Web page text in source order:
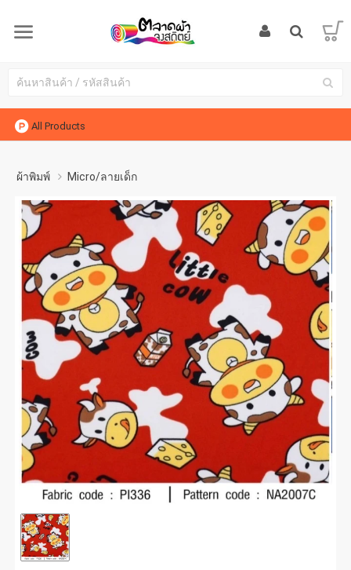
All Products
ผ้าพิมพ์ Micro/ลายเด็ก
พิมพ์Little Cow(แดง) #1